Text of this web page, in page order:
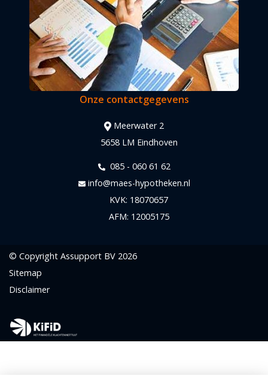
Onze contactgegevens
Meerwater 2
5658 LM Eindhoven
085 - 060 61 62
info@maes-hypotheken.nl
KVK: 18070657
AFM: 12005175
© Copyright Assupport BV 2026
Sitemap
Disclaimer